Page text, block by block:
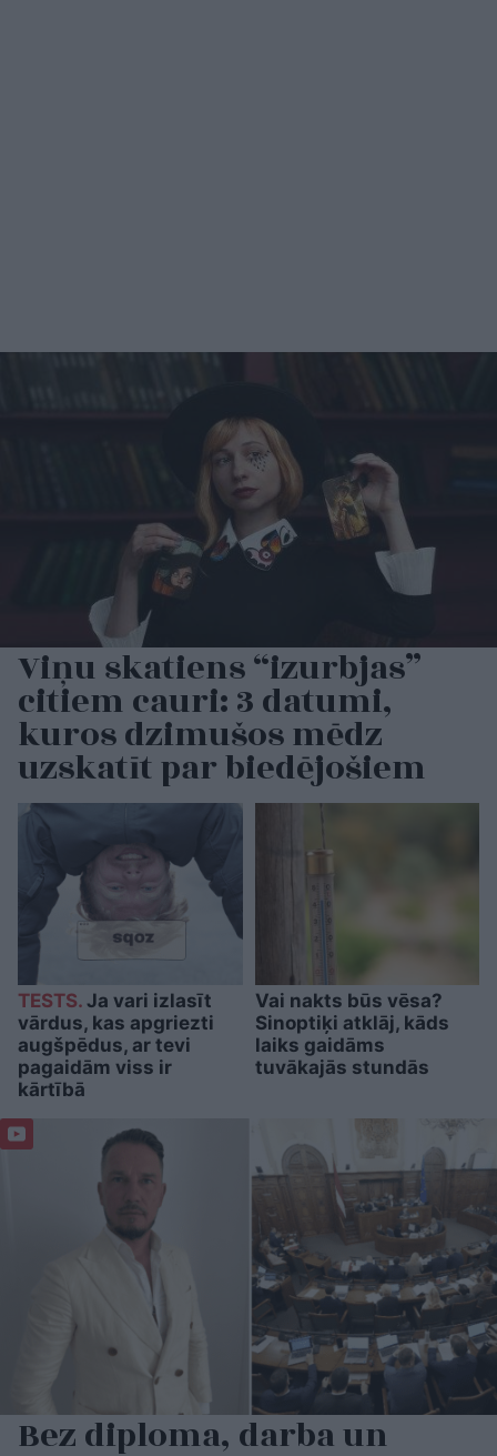
Viņu skatiens “izurbjas”
citiem cauri: 3 datumi,
kuros dzimušos mēdz
uzskatīt par biedējošiem
TESTS. Ja vari izlasīt
vārdus, kas apgriezti
augšpēdus, ar tevi
pagaidām viss ir
kārtībā
Vai nakts būs vēsa?
Sinoptiķi atklāj, kāds
laiks gaidāms
tuvākajās stundās
Bez diploma, darba un